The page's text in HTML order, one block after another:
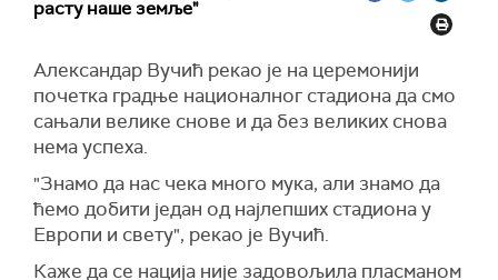
присуствовао церемонији почетка радова на
изградњи Националног фудбалског стадиона,
рекао да је ово други пут да председник Си
долази у нашу земљу.
"Позваћу и (бившег) председника (Томислава)
Николића, који га је први пут угостио, да буде
домаћин заједно са мном, на свечаностима
које приређујемо. Ово је велика част за Србију
и много сам срећан. Ја не знам да ли људи у
Србији разумеју каква је то част", поручио је
расту наше земље"
Александар Вучић рекао је на церемонији
почетка градње националног стадиона да смо
сањали велике снове и да без великих снова
нема успеха.
"Знамо да нас чека много мука, али знамо да
ћемо добити један од најлепших стадиона у
Европи и свету", рекао је Вучић.
Каже да се нација није задовољила пласманом